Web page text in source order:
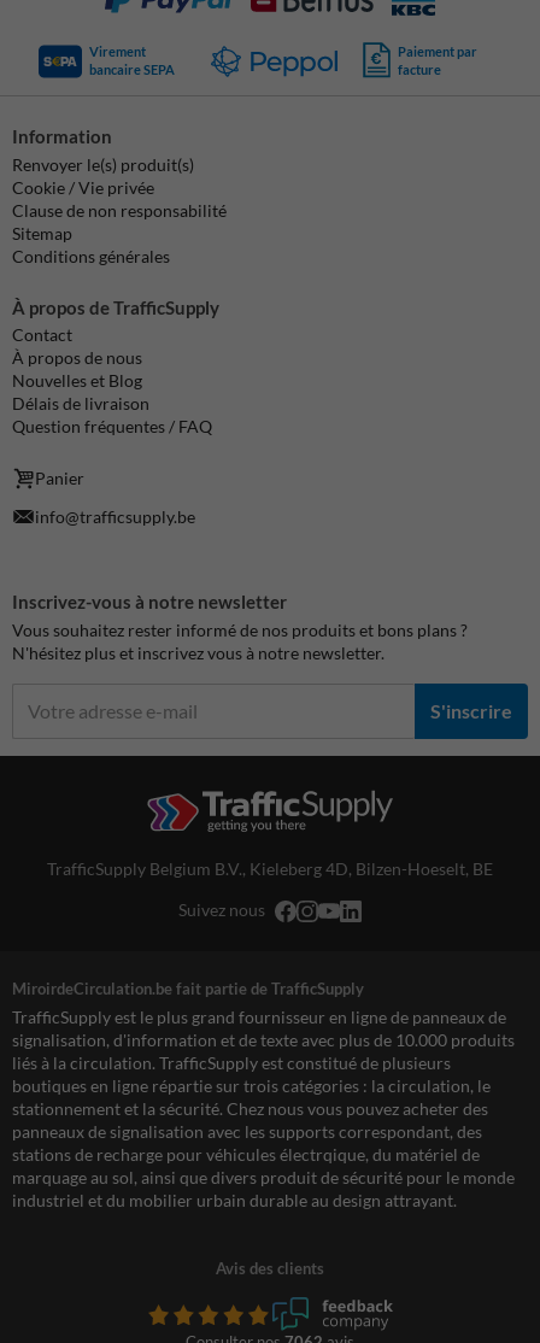
Virement
bancaire SEPA
Paiement par
facture
Information
Renvoyer le(s) produit(s)
Cookie / Vie privée
Clause de non responsabilité
Sitemap
Conditions générales
À propos de TrafficSupply
Contact
À propos de nous
Nouvelles et Blog
Délais de livraison
Question fréquentes / FAQ
Panier
info@trafficsupply.be
Inscrivez-vous à notre newsletter
Vous souhaitez rester informé de nos produits et bons plans ?
N'hésitez plus et inscrivez vous à notre newsletter.
S'inscrire
TrafficSupply Belgium B.V., Kieleberg 4D, Bilzen-Hoeselt, BE
Suivez nous
MiroirdeCirculation.be fait partie de TrafficSupply
TrafficSupply est le plus grand fournisseur en ligne de panneaux de
signalisation, d'information et de texte avec plus de 10.000 produits
liés à la circulation. TrafficSupply est constitué de plusieurs
boutiques en ligne répartie sur trois catégories : la circulation, le
stationnement et la sécurité. Chez nous vous pouvez acheter des
panneaux de signalisation avec les supports correspondant, des
stations de recharge pour véhicules électrqique, du matériel de
marquage au sol, ainsi que divers produit de sécurité pour le monde
industriel et du mobilier urbain durable au design attrayant.
Avis des clients